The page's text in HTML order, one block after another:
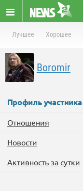
Лучшее Хорошее
Boromir
Профиль участника
Отношения
Новости
Активность за сутки